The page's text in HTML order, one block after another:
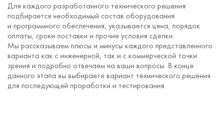
Для каждого разработанного технического решения
подбирается необходимый состав оборудования
и программного обеспечения, указывается цена, порядок
оплаты, сроки поставки и прочие условия сделки.
Мы рассказываем плюсы и минусы каждого представленного
варианта как с инженерной, так и с коммерческой точки
зрения и подробно отвечаем на ваши вопросы. В конце
данного этапа вы выбираете вариант технического решения
для последующей проработки и тестирования.